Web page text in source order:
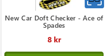
New Car Doft Checker - Ace of
Spades
8 kr